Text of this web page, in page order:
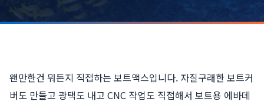
왠만한건 뭐든지 직접하는 보트맥스입니다. 자질구래한 보트커
버도 만들고 광택도 내고 CNC 작업도 직접해서 보트용 에바데